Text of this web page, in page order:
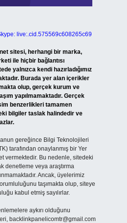
live:.cid.575569c608265c69
sitesi, herhangi bir marka,
ile hiçbir bağlantısı
yalnızca kendi hazırladığımız
Burada yer alan içerikler
olup, gerçek kurum ve
yapılmamaktadır. Gerçek
benzerlikleri tamamen
bilgiler taslak halindedir ve
gereğince Bilgi Teknolojileri
tarafından onaylanmış bir Yer
vermektedir. Bu nedenle, sitedeki
denetleme veya araştırma
Ancak, üyelerimiz
taşımakta olup, siteye
kabul etmiş sayılırlar.
aykırı olduğunu
backlinkpanelicomtr@gmail.com